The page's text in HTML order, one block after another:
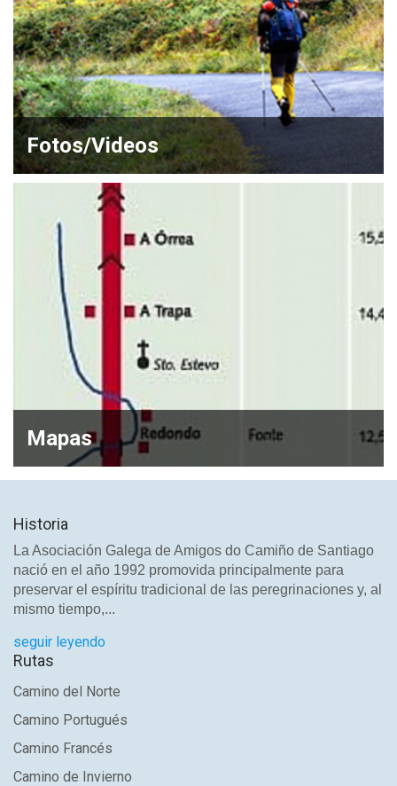
Fotos/Videos
Mapas
Historia
La Asociación Galega de Amigos do Camiño de Santiago
nació en el año 1992 promovida principalmente para
preservar el espíritu tradicional de las peregrinaciones y, al
mismo tiempo,...
seguir leyendo
Rutas
Camino del Norte
Camino Portugués
Camino Francés
Camino de Invierno